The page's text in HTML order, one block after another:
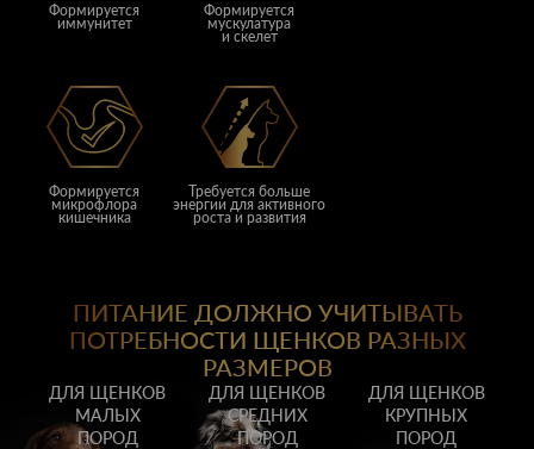
Формируется
иммунитет
Формируется
мускулатура
и скелет
Формируется
микрофлора
кишечника
Требуется больше
энергии для активного
роста и развития
ПИТАНИЕ ДОЛЖНО УЧИТЫВАТЬ
ПОТРЕБНОСТИ ЩЕНКОВ РАЗНЫХ
РАЗМЕРОВ
ДЛЯ ЩЕНКОВ
МАЛЫХ
ПОРОД
ДЛЯ ЩЕНКОВ
СРЕДНИХ
ПОРОД
ДЛЯ ЩЕНКОВ
КРУПНЫХ
ПОРОД